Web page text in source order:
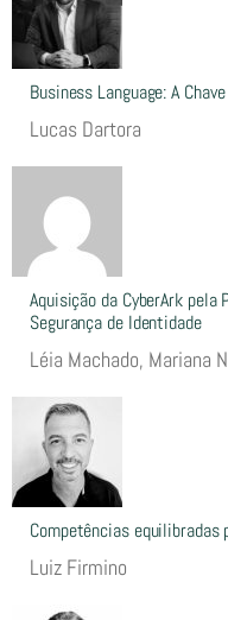
Business Language: A
Lucas Dartora
Aquisição da CyberArk
Segurança de Identidade
Léia Machado, Mariana
Competências equilibradas
Luiz Firmino